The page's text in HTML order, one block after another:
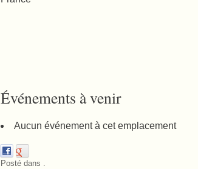
Événements à venir
Aucun événement à cet emplacement
Posté dans .